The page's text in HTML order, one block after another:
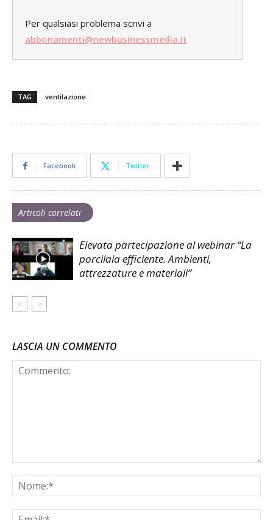
Per qualsiasi problema scrivi a
abbonamenti@newbusinessmedia.it
TAG ventilazione
Facebook Twitter
Articoli correlati
Elevata partecipazione al webinar “La
porcilaia efficiente. Ambienti,
attrezzature e materiali”
LASCIA UN COMMENTO